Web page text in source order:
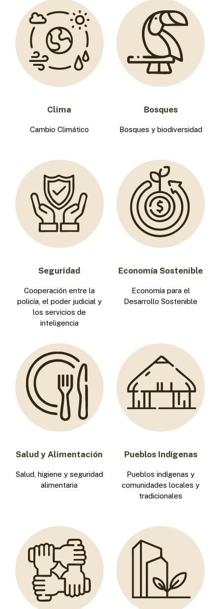
Clima
Cambio Climático
Bosques
Bosques y biodiversidad
Seguridad
Cooperación entre la
policía, el poder judicial y
los servicios de
inteligencia
Economía Sostenible
Economía para el
Desarrollo Sostenible
Salud y Alimentación
Salud, higiene y seguridad
alimentaria
Pueblos Indígenas
Pueblos indígenas y
comunidades locales y
tradicionales